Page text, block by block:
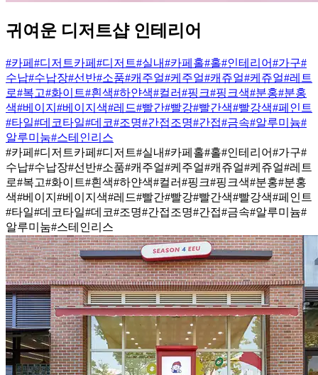
귀여운 디저트샵 인테리어
#카페 #디저트카페 #디저트#실내#카페홀#홀#인테리어#가구#
수납#수납장#선반#소품#캐주얼#케주얼#캐쥬얼#케쥬얼#레트
로#복고#화이트#흰색#하얀색#컬러#핑크#핑크색#분홍#분홍
색#베이지 #베이지색#레드#빨간#빨강#빨간색#빨강색#페인트
#타일#데코타일#데코#조명#간접조명#간접#금속#알루미늄#
알루미눔#스테인리스
#카페 #디저트카페 #디저트#실내#카페홀#홀#인테리어#가구#
수납#수납장#선반#소품#캐주얼#케주얼#캐쥬얼#케쥬얼#레트
로#복고#화이트#흰색#하얀색#컬러#핑크#핑크색#분홍#분홍
색#베이지 #베이지색#레드#빨간#빨강#빨간색#빨강색#페인트
#타일#데코타일#데코#조명#간접조명#간접#금속#알루미늄#
알루미눔#스테인리스